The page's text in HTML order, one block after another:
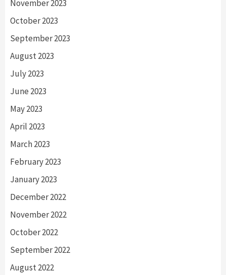
November 2023
October 2023
September 2023
August 2023
July 2023
June 2023
May 2023
April 2023
March 2023
February 2023
January 2023
December 2022
November 2022
October 2022
September 2022
August 2022